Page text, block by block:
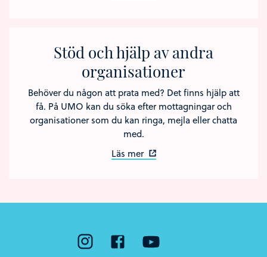
Stöd och hjälp av andra
organisationer
Behöver du någon att prata med? Det finns hjälp att
få. På UMO kan du söka efter mottagningar och
organisationer som du kan ringa, mejla eller chatta
med.
Läs mer